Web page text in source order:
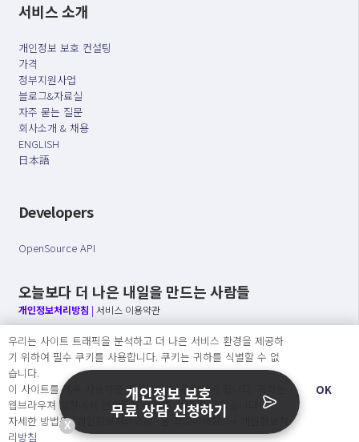
서비스 소개
개인정보 보호 컨설팅
가격
정부지원사업
블로그&자료실
자주 묻는 질문
회사소개 & 채용
ENGLISH
日本語
Developers
OpenSource API
오늘보다 더 나은 내일을 만드는 사람들
개인정보처리방침 | 서비스 이용약관
○ 개인정보보호 컴플라이언스를 선도하겠습니다.
○ 정보주체의 권리를 보장하겠습니다.
○ 기업의 개인정보보호를 위한 효율적 관리를 보장하겠습니다.
Copyright Ⓒ
우리는 사이트 트래픽을 분석하고 더 나은 서비스 환경을 제공하
기 위하여 필수 쿠키를 사용합니다. 쿠키는 귀하를 식별할 수 없
습니다.
이 사이트를 계속 사용하면 쿠키 사용에 동의하게 됩니다. 귀하는
웹브라우져 설정에서 언제든지 쿠키를 삭제 할 수있습니다.
자세한 방법은 “개인정보처리방침” 을 참고하세요. →
리방침
OK
X
개인정보 보호
무료 상담 신청하기